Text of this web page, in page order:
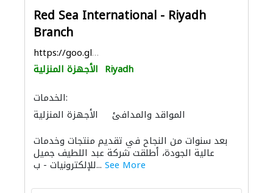
Red Sea International - Riyadh
Branch
https://goo.gl/maps/1WzLV2yvy5E22vpy5
الأجهزة المنزلية Riyadh
الخدمات:
الأجهزة المنزلية
المواقد والمدافئ
بعد سنوات من النجاح في تقديم منتجات وخدمات
عالية الجودة، أطلقت شركة عبد اللطيف جميل
للإلكترونيات - ب... See More